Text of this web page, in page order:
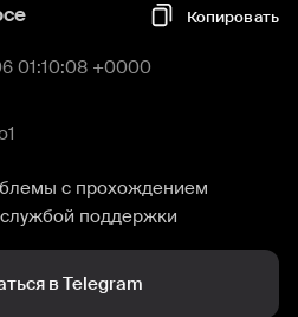
Копировать
01:10:08 +0000
с прохождением
поддержки
в Telegram